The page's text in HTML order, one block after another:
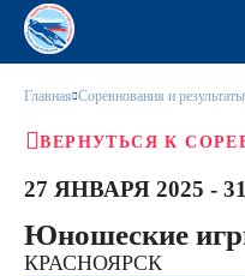
Главная Соревнования и результаты
ВЕРНУТЬСЯ К
27 ЯНВАРЯ 2025 -
Юношеские
КРАСНОЯРСК